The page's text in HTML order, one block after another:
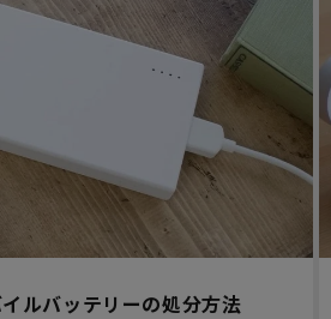
ルバッテリーの処分方法